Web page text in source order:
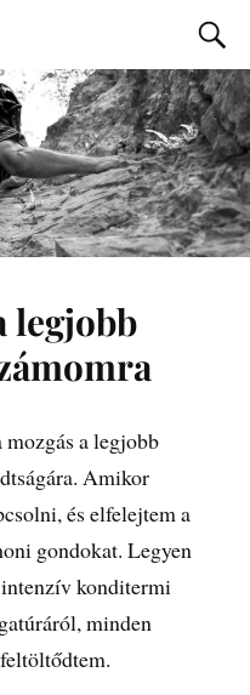
legjobb
a legjobb
Amikor
és elfelejtem a
gondokat. Legyen
intenzív konditermi
minden